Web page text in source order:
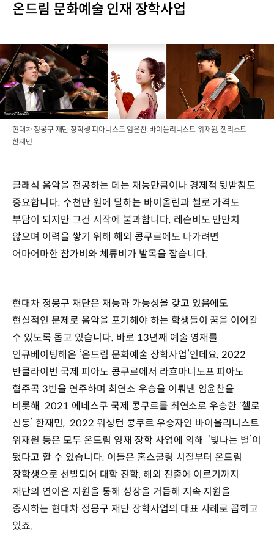
온드림 문화예술 인재 장학사업
현대차 정몽구 재단 장학생 피아니스트 임윤찬, 바이올리니스트 위재원, 첼리스트
한재민
클래식 음악을 전공하는 데는 재능만큼이나 경제적 뒷받침도
중요합니다. 수천만 원에 달하는 바이올린과 첼로 가격도
부담이 되지만 그건 시작에 불과합니다. 레슨비도 만만치
않으며 이력을 쌓기 위해 해외 콩쿠르에도 나가려면
어마어마한 참가비와 체류비가 발목을 잡습니다.
현대차 정몽구 재단은 재능과 가능성을 갖고 있음에도
현실적인 문제로 음악을 포기해야 하는 학생들이 꿈을 이어갈
수 있도록 돕고 있습니다. 바로 13년째 예술 영재를
인큐베이팅해온 ‘온드림 문화예술 장학사업’인데요. 2022
반클라이번 국제 피아노 콩쿠르에서 라흐마니노프 피아노
협주곡 3번을 연주하며 최연소 우승을 이뤄낸 임윤찬을
비롯해 2021 에네스쿠 국제 콩쿠르를 최연소로 우승한 ‘첼로
신동’ 한재민, 2022 워싱턴 콩쿠르 우승자인 바이올리니스트
위재원 등은 모두 온드림 영재 장학 사업에 의해 ‘빛나는 별’이
됐다고 할 수 있습니다. 이들은 홈스쿨링 시절부터 온드림
장학생으로 선발되어 대학 진학, 해외 진출에 이르기까지
재단의 연이은 지원을 통해 성장을 거듭해 지속 지원을
중시하는 현대차 정몽구 재단 장학사업의 대표 사례로 꼽히고
있죠.